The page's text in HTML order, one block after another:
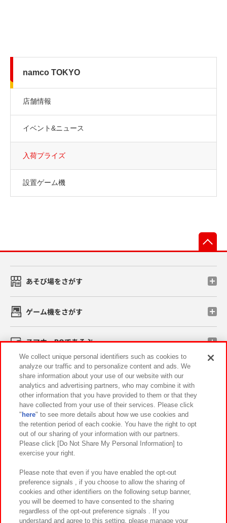
namco TOKYO
店舗情報
イベント&ニュース
入荷プライズ
設置ゲーム機
あそび場をさがす
ゲーム機をさがす
スマホ・PCであそぶ
イベント・キャンペーン
関連会社 サステナビリティ サイトポリシー
プライバシーポリシー ウェブアクセシビリティ方針と検証結果
お取引先さまとともに
カスタマーハラスメント対応方針 よくあるご質問・お問い合わせ
We collect unique personal identifiers such as cookies to
analyze our traffic and to personalize content and ads. We
share information about your use of our website with our
analytics and advertising partners, who may combine it with
other information that you have provided to them or that they
have collected from your use of their services. Please click
" here" to see more details about how we use cookies and
the retention period of each cookie. You have the right to opt
out of our sharing of your information with our partners.
Please click [Do Not Share My Personal Information] to
exercise your right.
Please note that even if you have enabled the opt-out
preference signals , if you choose to allow the sharing of
cookies and other identifiers on the following setup banner,
you will be deemed to have consented to the sharing
regardless of the opt-out preference signals . If you
understand and agree to this setting, please manage your